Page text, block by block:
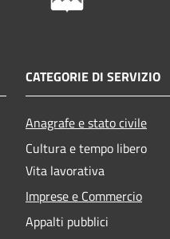
CATEGORIE DI SERVIZIO
Anagrafe e stato civile
Cultura e tempo libero
Vita lavorativa
Imprese e Commercio
Appalti pubblici